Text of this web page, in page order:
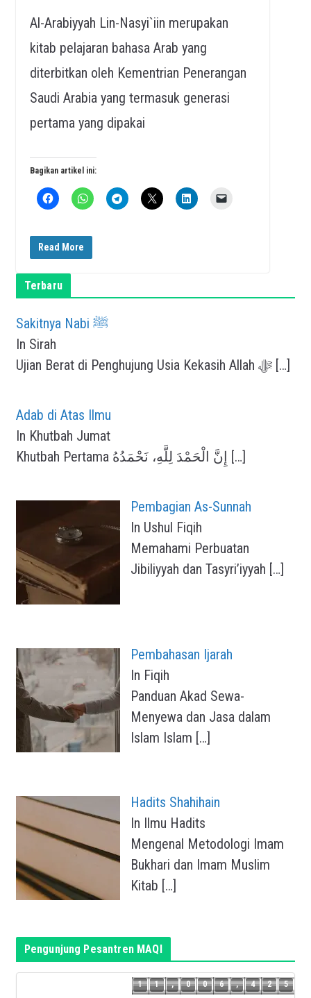
Al-Arabiyyah Lin-Nasyi`iin merupakan
kitab pelajaran bahasa Arab yang
diterbitkan oleh Kementrian Penerangan
Saudi Arabia yang termasuk generasi
pertama yang dipakai
Bagikan artikel ini:
Read More
Terbaru
Sakitnya Nabi ﷺ
In Sirah
Ujian Berat di Penghujung Usia Kekasih Allah ﷻ […]
Adab di Atas Ilmu
In Khutbah Jumat
[…]
Pembagian As-Sunnah
In Ushul Fiqih
Memahami Perbuatan
Jibiliyyah dan Tasyri’iyyah […]
Pembahasan Ijarah
In Fiqih
Panduan Akad Sewa-
Menyewa dan Jasa dalam
Islam Islam […]
Hadits Shahihain
In Ilmu Hadits
Mengenal Metodologi Imam
Bukhari dan Imam Muslim
Kitab […]
Pengunjung Pesantren MAQI
1
1
,
0
0
6
,
4
2 5